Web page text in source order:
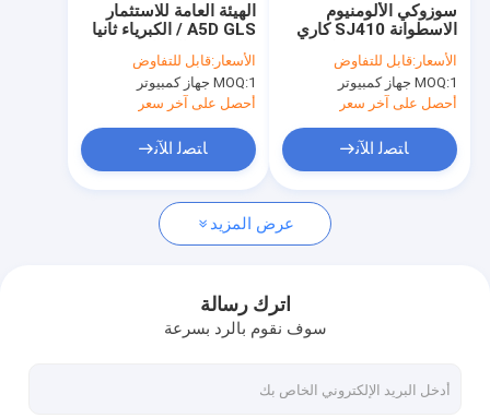
مراقبة الجودة
اتصل بنا
الدردشة الآن
محرك أسطوانة قالب
محرك الاسطوانة
محرك عمود
الهيئة العامة للاستثمار
A5D GLS / الكبرياء ثانيا
الاسطوانة كيا ريو
الألومنيوم اسطوانة
رؤساء عاصي
الأسعار:قابل للتفاوض
MOQ:1 جهاز كمبيوتر
أحصل على آخر سعر
ﺎﺘﺼﻟ ﺍﻶﻧ
سوزوكي الألومنيوم
الاسطوانة SJ410 كاري
F10A
الأسعار:قابل للتفاوض
MOQ:1 جهاز كمبيوتر
أحصل على آخر سعر
ﺎﺘﺼﻟ ﺍﻶﻧ
عرض المزيد
اترك رسالة
سوف نقوم بالرد بسرعة